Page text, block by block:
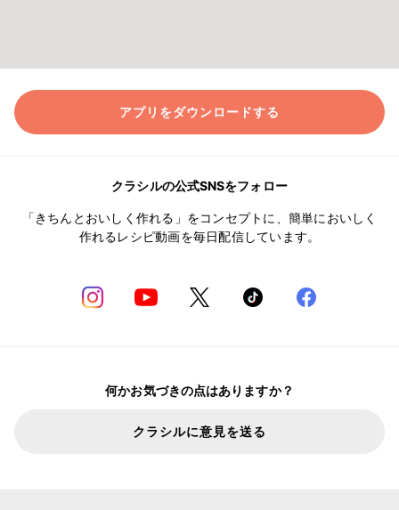
アプリをダウンロードする
クラシルの公式SNSをフォロー
「きちんとおいしく作れる」をコンセプトに、簡単においしく
作れるレシピ動画を毎日配信しています。
何かお気づきの点はありますか？
クラシルに意見を送る